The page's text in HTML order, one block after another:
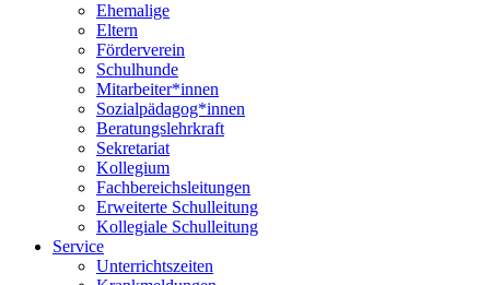
Ehemalige
Eltern
Förderverein
Schulhunde
Mitarbeiter*innen
Sozialpädagog*innen
Beratungslehrkraft
Sekretariat
Kollegium
Fachbereichsleitungen
Erweiterte Schulleitung
Kollegiale Schulleitung
Service
Unterrichtszeiten